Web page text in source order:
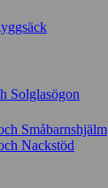
Solglasögon
Småbarnshjälm
Nackstöd